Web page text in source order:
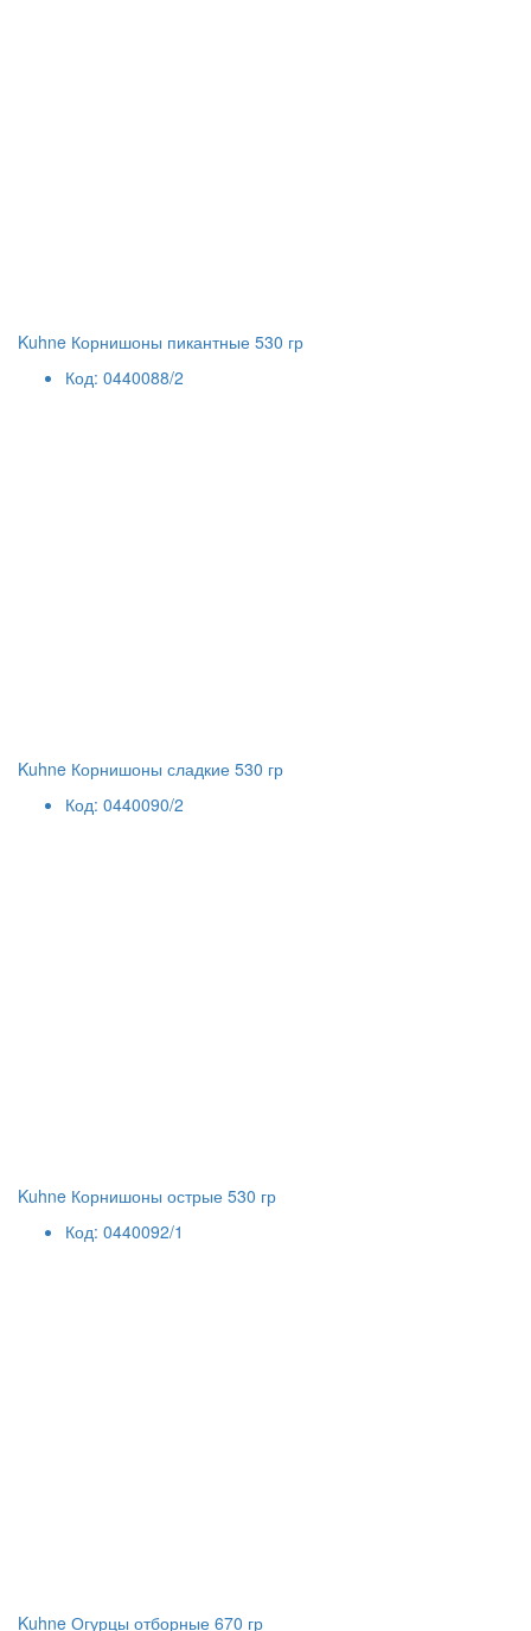
Kuhne Корнишоны пикантные 530 гр
Код: 0440088/2
Kuhne Корнишоны сладкие 530 гр
Код: 0440090/2
Kuhne Корнишоны острые 530 гр
Код: 0440092/1
Kuhne Огурцы отборные 670 гр